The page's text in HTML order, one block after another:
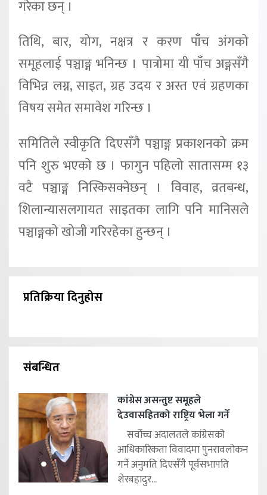
गरेका छन् ।
तिथि, बार, योग, नक्षत्र र करण पाँच अंगको
समूहलाई पञ्चाङ्ग भनिन्छ । पात्रोमा यी पाँच अङ्गसँगै
विभिन्न लग्न, साइत, ग्रह उदय र अस्त एवं ग्रहणका
विषय समेत समावेश गरिन्छ ।
समितिले स्वीकृति दिएसँगै पञ्चाङ्ग प्रकाशनको क्रम
पनि शुरु भएको छ । फागुन पहिलो सातासम्म १३
वटै पञ्चाङ्ग निस्किसक्नेछन् । विवाह, व्रतबन्ध,
शिलान्यासलगायत साइतका लागि पनि मानिसले
पञ्चाङ्गको खोजी गरिरहेका हुन्छन् ।
प्रतिक्रिया दिनुहोस
संबन्धित
कांग्रेस असन्तुष्ट समूहले
देउवासहितको राष्ट्रिय भेला गर्ने
सर्वोच्च अदालतले कांग्रेसको
आधिकारिकता विवादमा पुनरावलोकन
गर्ने अनुमति दिएसँगै पूर्वसभापति
शेरबहादुर...